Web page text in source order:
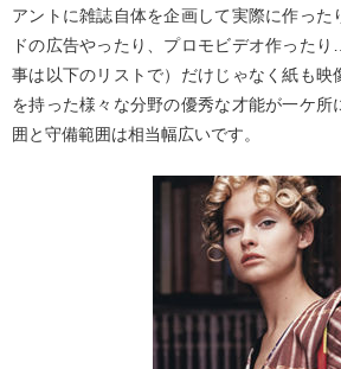
アントに雑誌自体を企画して実際に作った
ドの広告やったり、プロモビデオ作った
事は以下のリストで）だけじゃなく紙も映
を持った様々な分野の優秀な才能が一ケ所
囲と守備範囲は相当幅広いです。